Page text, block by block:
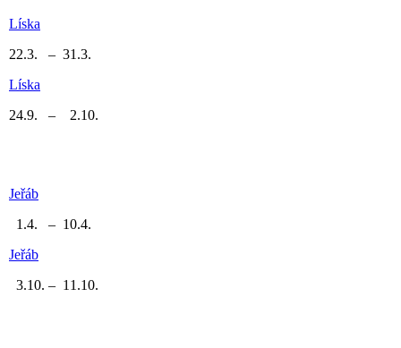
Líska
22.3. – 31.3.
Líska
24.9. – 2.10.
Jeřáb
1.4. – 10.4.
Jeřáb
3.10. – 11.10.